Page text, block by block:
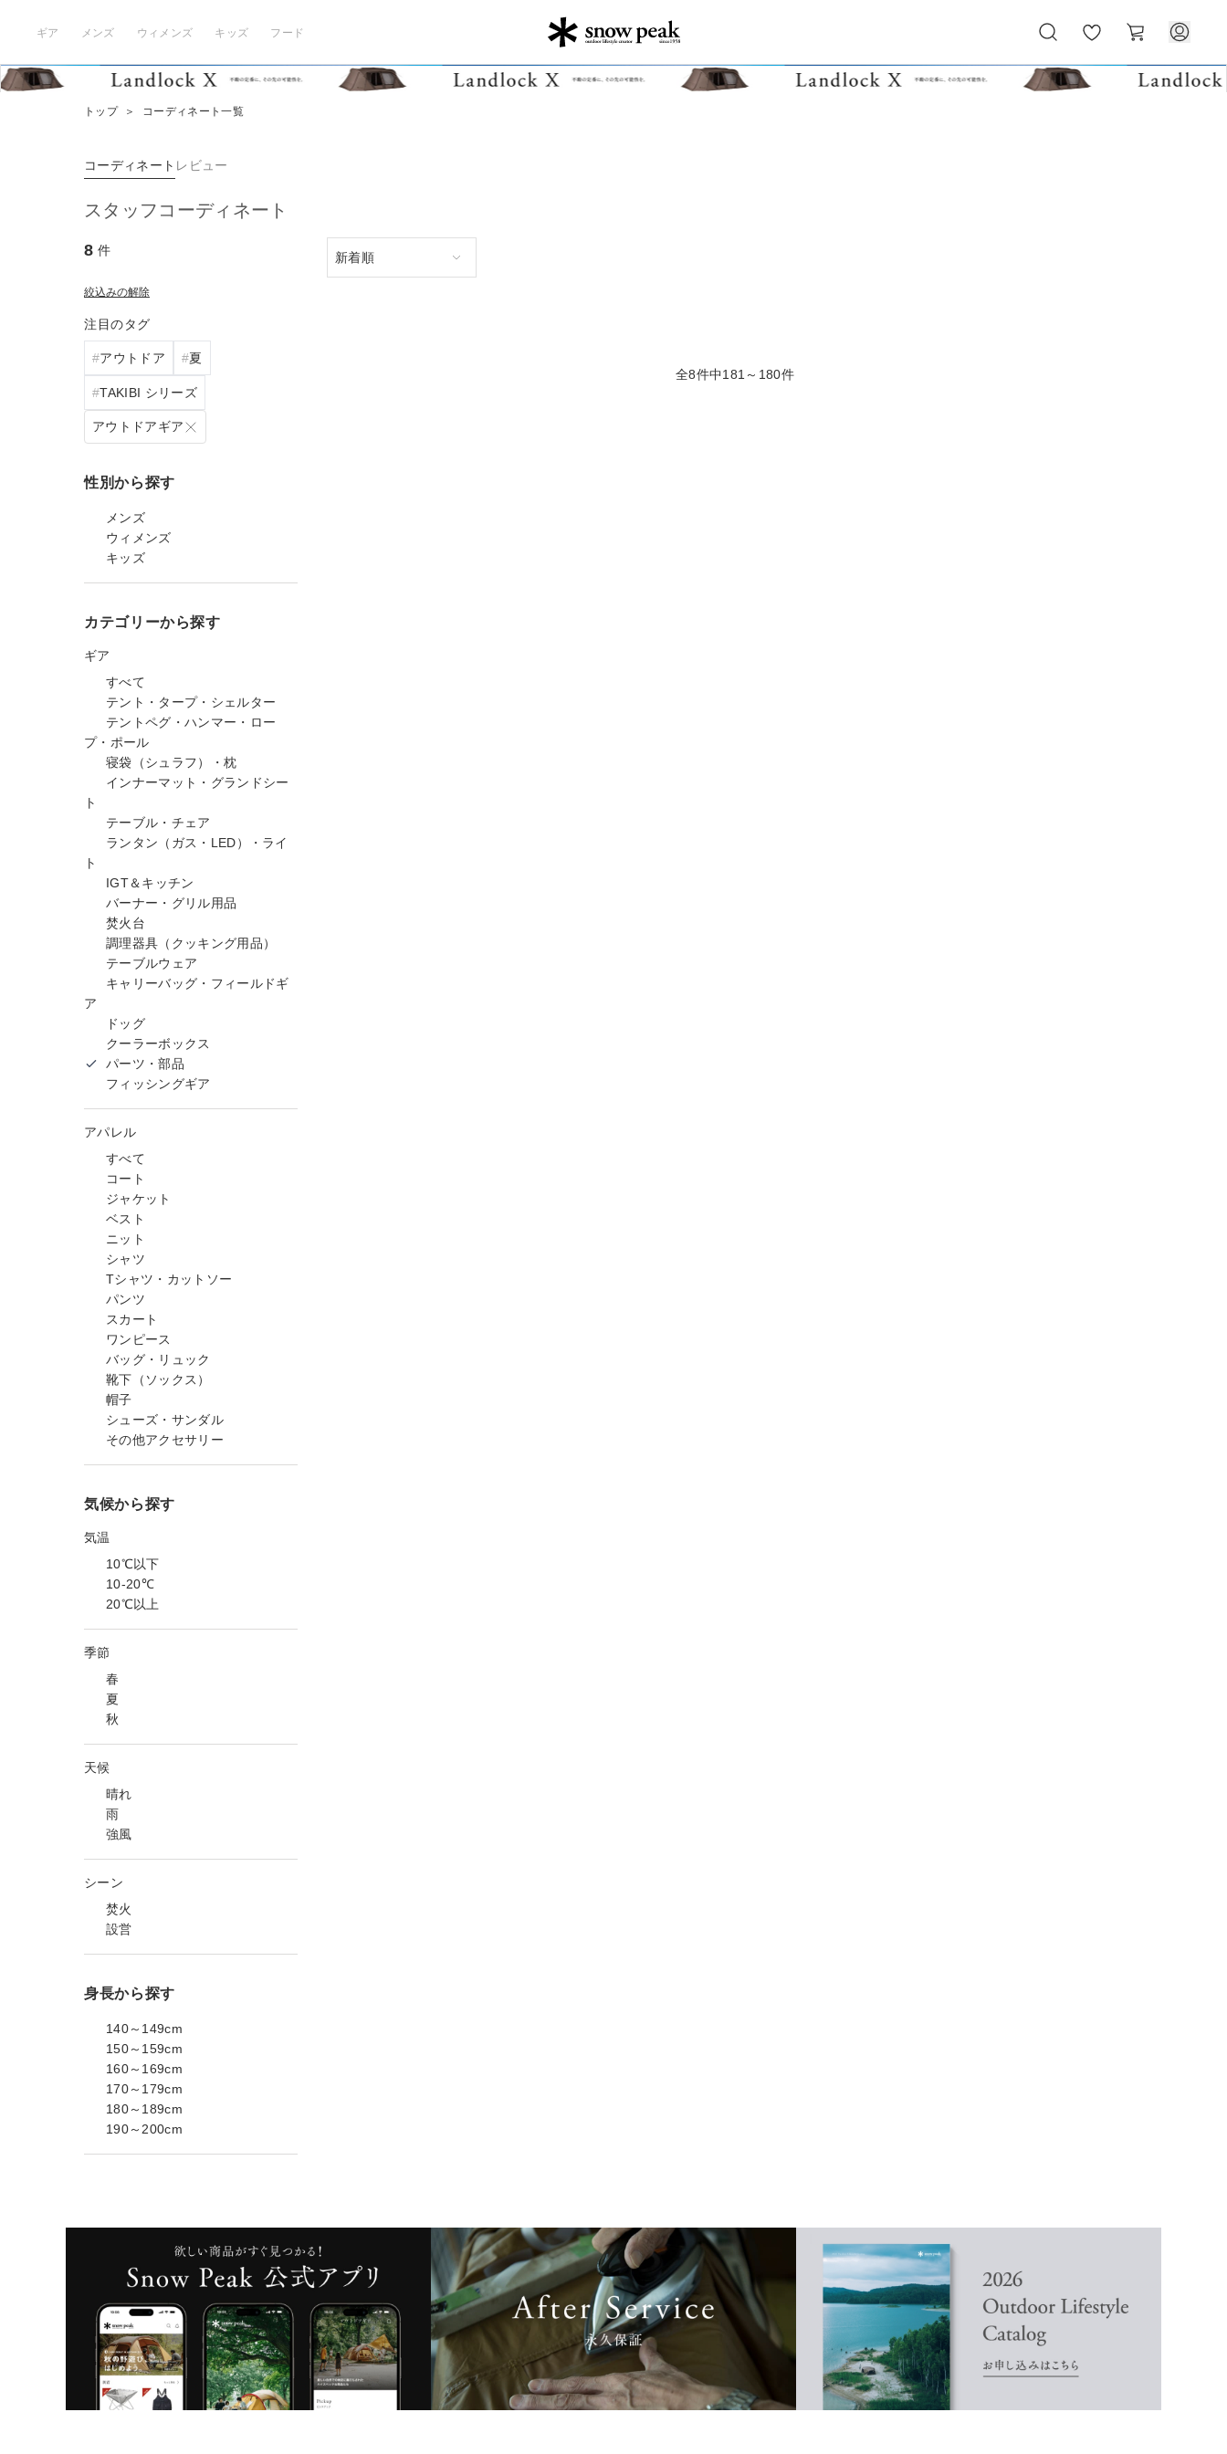
ギア メンズ ウィメンズ キッズ フード
気
に
ー
ト
トップ ＞ コーディネート一覧
コーディネート レビュー
スタッフコーディネート
8 件
絞込みの解除
注目のタグ
アウトドア 夏
TAKIBI シリーズ
アウトドアギア
性別から探す
メンズ
ウィメンズ
キッズ
カテゴリーから探す
ギア
すべて
テント・タープ・シェルター
テントペグ・ハンマー・ロー
プ・ポール
寝袋（シュラフ）・枕
インナーマット・グランドシー
ト
テーブル・チェア
ランタン（ガス・LED）・ライ
ト
IGT＆キッチン
バーナー・グリル用品
焚火台
調理器具（クッキング用品）
テーブルウェア
キャリーバッグ・フィールドギ
ア
ドッグ
クーラーボックス
パーツ・部品
フィッシングギア
アパレル
すべて
コート
ジャケット
ベスト
ニット
シャツ
Tシャツ・カットソー
パンツ
スカート
ワンピース
バッグ・リュック
靴下（ソックス）
帽子
シューズ・サンダル
その他アクセサリー
気候から探す
気温
10℃以下
10-20℃
20℃以上
季節
春
夏
秋
天候
晴れ
雨
強風
シーン
焚火
設営
身長から探す
140～149cm
150～159cm
160～169cm
170～179cm
180～189cm
190～200cm
全8件中181～180件